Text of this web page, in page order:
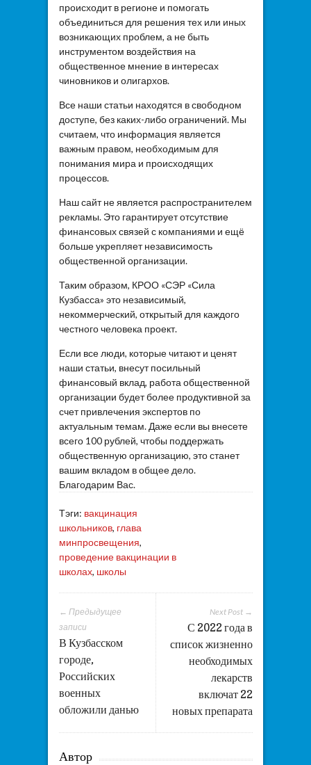
происходит в регионе и помогать
объединиться для решения тех или иных
возникающих проблем, а не быть
инструментом воздействия на
общественное мнение в интересах
чиновников и олигархов.
Все наши статьи находятся в свободном
доступе, без каких-либо ограничений. Мы
считаем, что информация является
важным правом, необходимым для
понимания мира и происходящих
процессов.
Наш сайт не является распространителем
рекламы. Это гарантирует отсутствие
финансовых связей с компаниями и ещё
больше укрепляет независимость
общественной организации.
Таким образом, КРОО «СЭР «Сила
Кузбасса» это независимый,
некоммерческий, открытый для каждого
честного человека проект.
Если все люди, которые читают и ценят
наши статьи, внесут посильный
финансовый вклад, работа общественной
организации будет более продуктивной за
счет привлечения экспертов по
актуальным темам. Даже если вы внесете
всего 100 рублей, чтобы поддержать
общественную организацию, это станет
вашим вкладом в общее дело.
Благодарим Вас.
Тэги: вакцинация
школьников, глава
минпросвещения,
проведение вакцинации в
школах, школы
Next Post →
С 2022 года в
список жизненно
необходимых
лекарств
включат 22
новых препарата
← Предыдущее
записи
В Кузбасском
городе,
Российских
военных
обложили данью
Автор